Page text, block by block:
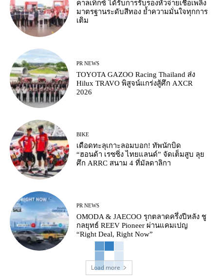
คาลเท็กซ์ ได้รับการรับรองหัวจ่ายเชื้อเพลิง
มาตรฐานระดับสีทอง ย้ำความมั่นใจทุกการ
เติม
PR NEWS
TOYOTA GAZOO Racing Thailand ส่ง
Hilux TRAVO พิสูจน์แกร่งสู้ศึก AXCR
2026
BIKE
เดือดทะลุเกาะลอมบอก! ทัพนักบิด
“ฮอนด้า เรซซิ่ง ไทยแลนด์” จัดเต็มสูบ ลุย
ศึก ARRC สนาม 4 ที่มัลดาลิกา
PR NEWS
OMODA & JAECOO รุกตลาดครึ่งปีหลัง ชู
กลยุทธ์ REEV Pioneer ผ่านแคมเปญ
“Right Deal, Right Now”
Load more